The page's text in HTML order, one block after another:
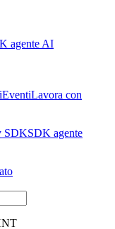
agente AI
EventiLavora con
SDKSDK agente